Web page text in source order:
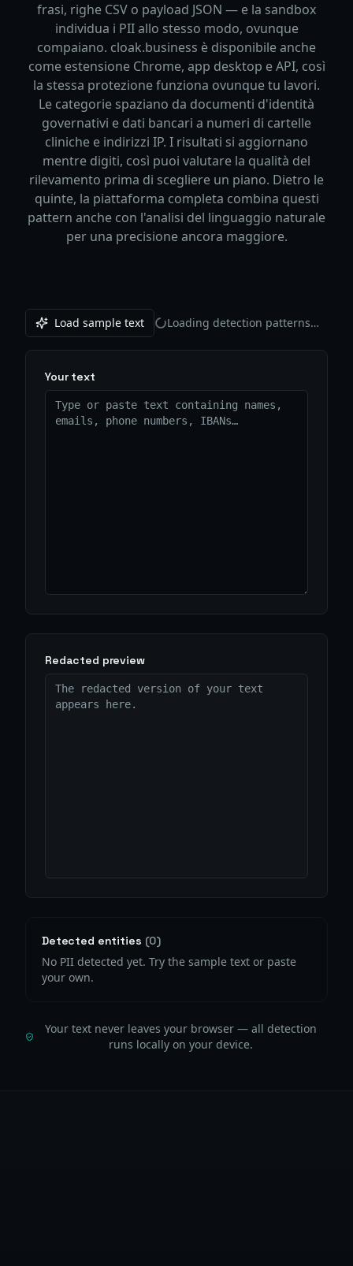
frasi, righe CSV o payload JSON — e la sandbox
individua i PII allo stesso modo, ovunque
compaiano. cloak.business è disponibile anche
come estensione Chrome, app desktop e API, così
la stessa protezione funziona ovunque tu lavori.
Le categorie spaziano da documenti d'identità
governativi e dati bancari a numeri di cartelle
cliniche e indirizzi IP. I risultati si aggiornano
mentre digiti, così puoi valutare la qualità del
rilevamento prima di scegliere un piano. Dietro le
quinte, la piattaforma completa combina questi
pattern anche con l'analisi del linguaggio naturale
per una precisione ancora maggiore.
Load sample text Loading detection patterns…
Your text
Redacted preview
The redacted version of your text
appears here.
Detected entities (0)
No PII detected yet. Try the sample text or paste
your own.
Your text never leaves your browser — all detection
runs locally on your device.